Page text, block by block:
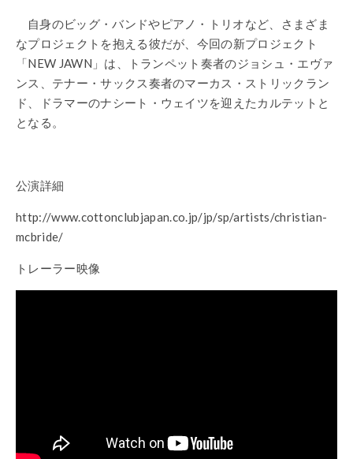
自身のビッグ・バンドやピアノ・トリオなど、さまざま
なプロジェクトを抱える彼だが、今回の新プロジェクト
「NEW JAWN」は、トランペット奏者のジョシュ・エヴァ
ンス、テナー・サックス奏者のマーカス・ストリックラン
ド、ドラマーのナシート・ウェイツを迎えたカルテットと
となる。
公演詳細
http://www.cottonclubjapan.co.jp/jp/sp/artists/christian-
mcbride/
トレーラー映像